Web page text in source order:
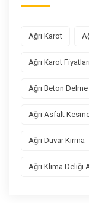
Ağrı Karot
Ağrı Karot Fiyatları
Ağrı Beton Delme
Ağrı Asfalt
Ağrı Duvar Kırma
Ağrı Klima Deliği